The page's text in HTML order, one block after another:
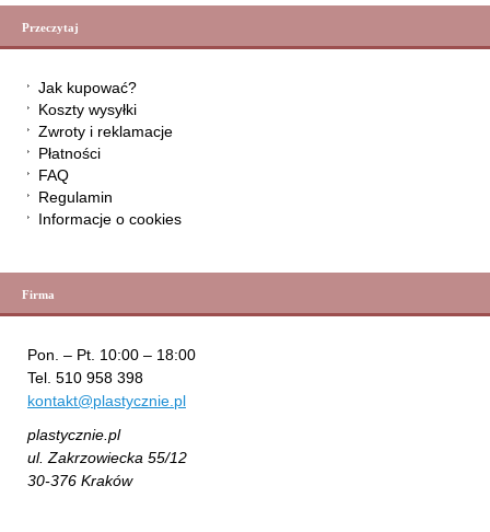
Przeczytaj
Jak kupować?
Koszty wysyłki
Zwroty i reklamacje
Płatności
FAQ
Regulamin
Informacje o cookies
Firma
Pon. – Pt. 10:00 – 18:00
Tel. 510 958 398
kontakt@plastycznie.pl
plastycznie.pl
ul. Zakrzowiecka 55/12
30-376 Kraków